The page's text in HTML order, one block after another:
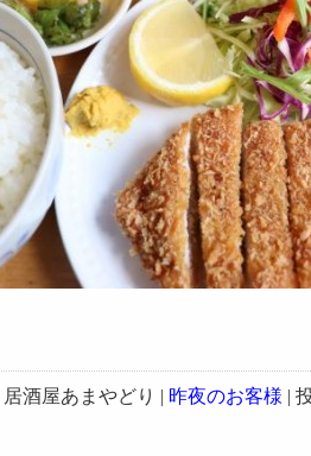
酒屋あまやどり | 昨夜のお客様 |